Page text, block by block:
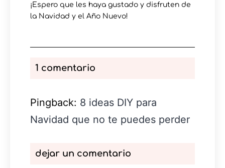
¡Espero que les haya gustado y disfruten de
la Navidad y el Año Nuevo!
1 comentario
Pingback: 8 ideas DIY para
Navidad que no te puedes perder
dejar un comentario